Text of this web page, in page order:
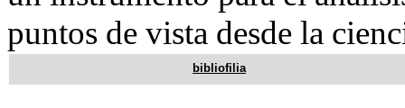
puntos de vista desde la
bibliofilia